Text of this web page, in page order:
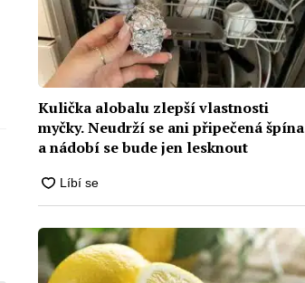
Kulička alobalu zlepší vlastnosti
myčky. Neudrží se ani připečená špína
a nádobí se bude jen lesknout